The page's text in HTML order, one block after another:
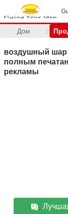
Дом
воздушный шар
полным
рекламы